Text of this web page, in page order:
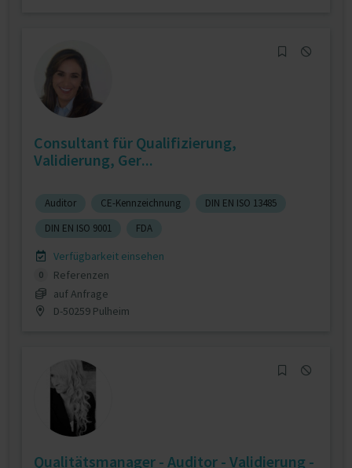
Consultant für Qualifizierung,
Validierung, Ger...
Auditor CE-Kennzeichnung
DIN EN ISO 13485
DIN EN ISO 9001
FDA
Verfügbarkeit einsehen
0
Referenzen
auf Anfrage
D-50259 Pulheim
Qualitätsmanager - Auditor - Validierung -